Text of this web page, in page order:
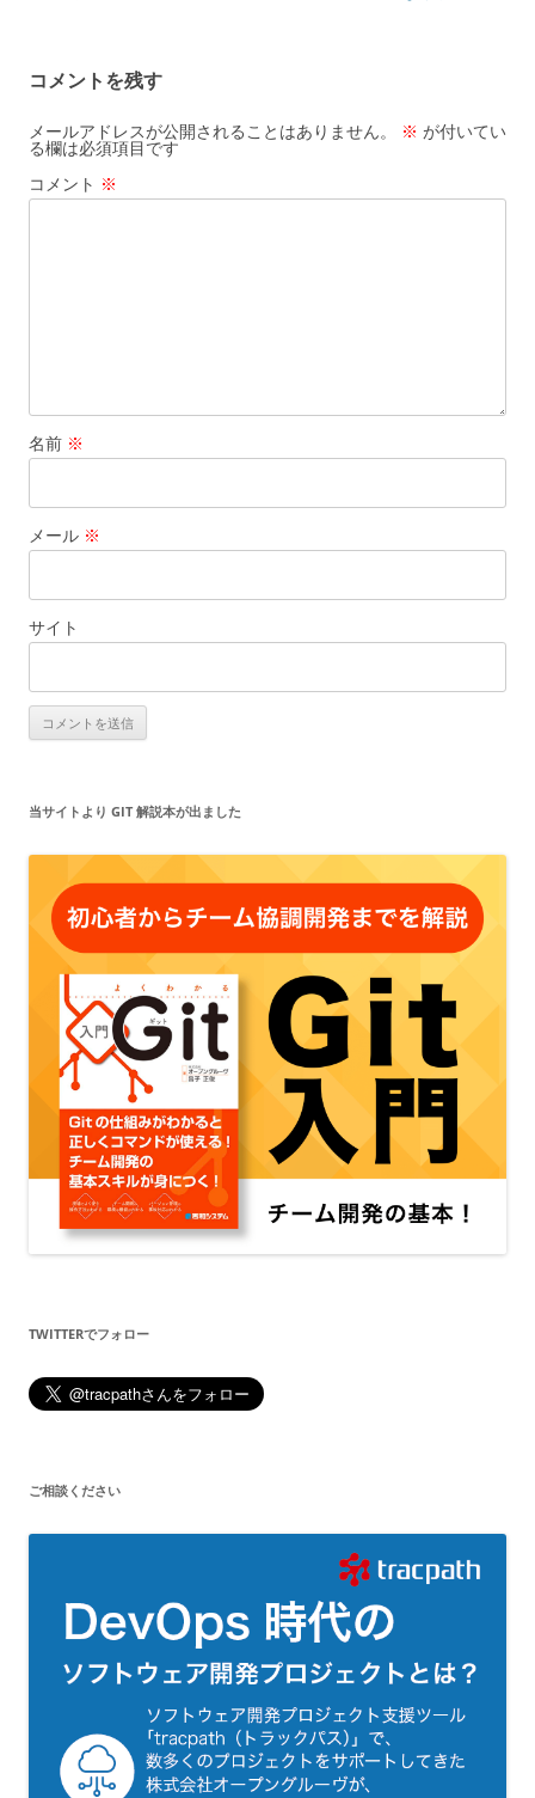
ー
シ
ョ
ン
コメントを残す
メールアドレスが公開されることはありません。 ※ が付いてい
る欄は必須項目です
コメント ※
名前 ※
メール ※
サイト
当サイトより GIT 解説本が出ました
TWITTERでフォロー
ご相談ください